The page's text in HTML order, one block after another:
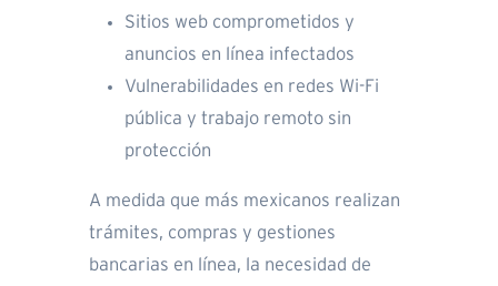
Sitios web comprometidos y
anuncios en línea infectados
Vulnerabilidades en redes Wi-Fi
pública y trabajo remoto sin
protección
A medida que más mexicanos realizan
trámites, compras y gestiones
bancarias en línea, la necesidad de